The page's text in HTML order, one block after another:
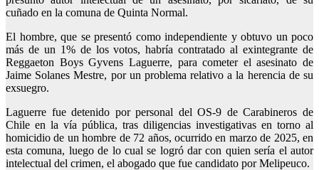
cuñado en la comuna de Quinta Normal.
El hombre, que se presentó como independiente y obtuvo un poco
más de un 1% de los votos, habría contratado al exintegrante de
Reggaeton Boys Gyvens Laguerre, para cometer el asesinato de
Jaime Solanes Mestre, por un problema relativo a la herencia de su
exsuegro.
Laguerre fue detenido por personal del OS-9 de Carabineros de
Chile en la vía pública, tras diligencias investigativas en torno al
homicidio de un hombre de 72 años, ocurrido en marzo de 2025, en
esta comuna, luego de lo cual se logró dar con quien sería el autor
intelectual del crimen, el abogado que fue candidato por Melipeuco.